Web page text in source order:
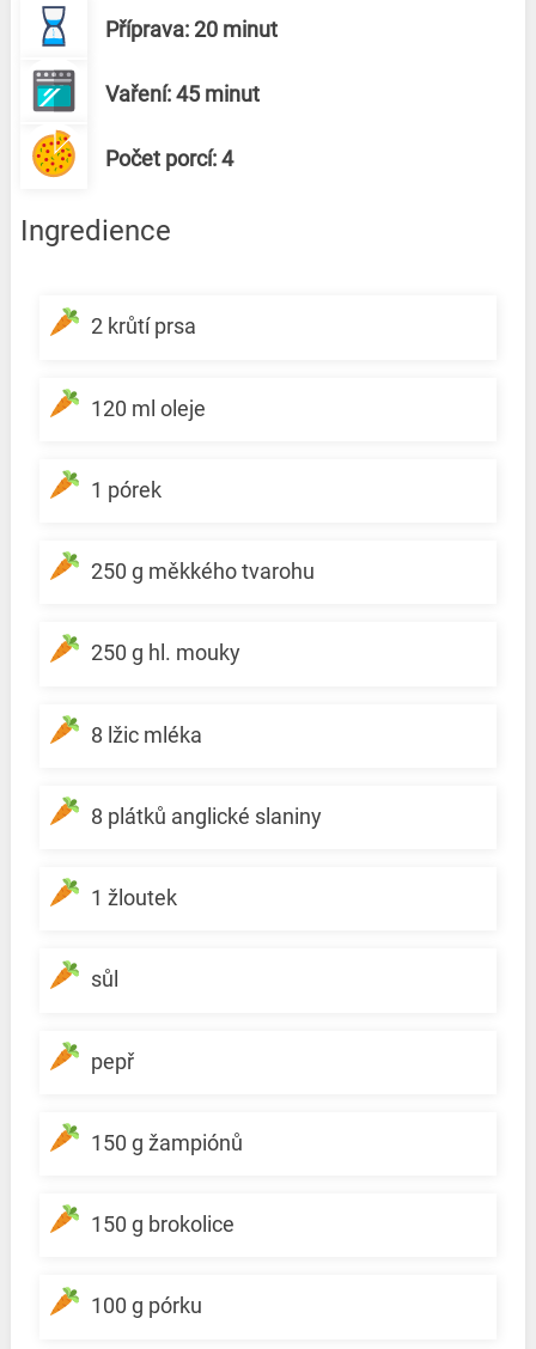
Příprava: 20 minut
Vaření: 45 minut
Počet porcí: 4
Ingredience
2 krůtí prsa
120 ml oleje
1 pórek
250 g měkkého tvarohu
250 g hl. mouky
8 lžic mléka
8 plátků anglické slaniny
1 žloutek
sůl
pepř
150 g žampiónů
150 g brokolice
100 g pórku